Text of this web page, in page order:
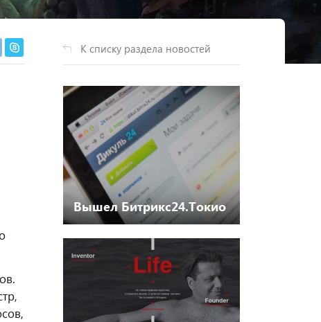
К списку раздела новостей
Вышел Битрикс24.Токио